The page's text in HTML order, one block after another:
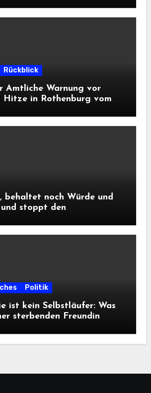
Rückblick
Amtliche Warnung vor
Hitze in Rothenburg vom
behaltet noch Würde und
stoppt den
Politik
ist kein Selbstläufer: Was
sterbenden Freundin